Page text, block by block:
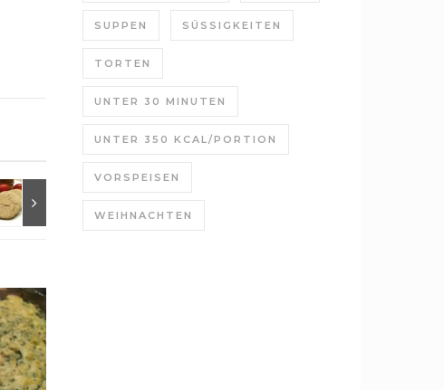
SUPPEN SÜSSIGKEITEN
TORTEN
UNTER 30 MINUTEN
UNTER 350 KCAL/PORTION
VORSPEISEN
WEIHNACHTEN